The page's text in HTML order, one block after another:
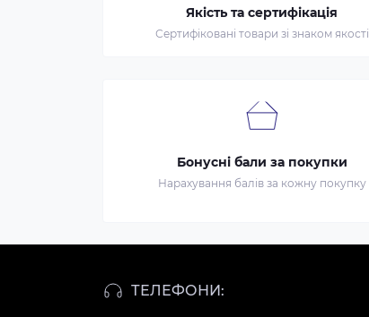
Якість та сертифікація
Сертифіковані товари зі знаком якості
Бонусні бали за покупки
Нарахування балів за кожну покупку
ТЕЛЕФОНИ: